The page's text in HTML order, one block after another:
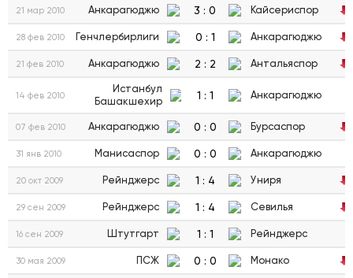
21 мар 2010 Анкарагюджю 3 : 0 Кайсериспор
28 фев 2010 Генчлербирлиги 0 : 1 Анкарагюджю
21 фев 2010 Анкарагюджю 2 : 2 Антальяспор
14 фев 2010
Истанбул
Башакшехир
1 : 1 Анкарагюджю
07 фев 2010 Анкарагюджю 0 : 0 Бурсаспор
31 янв 2010 Манисаспор 0 : 0 Анкарагюджю
20 окт 2009 Рейнджерс 1 : 4 Униря
29 сен 2009 Рейнджерс 1 : 4 Севилья
16 сен 2009 Штутгарт 1 : 1 Рейнджерс
30 мая 2009 ПСЖ 0 : 0 Монако